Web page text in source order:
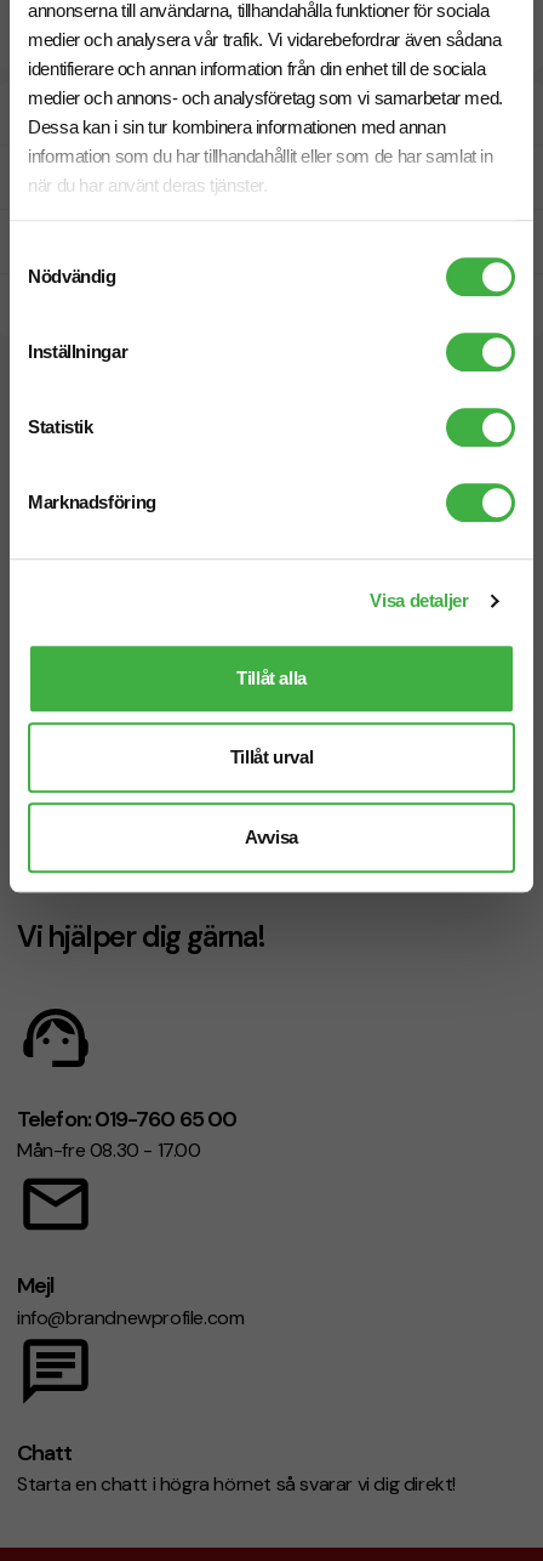
annonserna till användarna, tillhandahålla funktioner för sociala
medier och analysera vår trafik. Vi vidarebefordrar även sådana
identifierare och annan information från din enhet till de sociala
medier och annons- och analysföretag som vi samarbetar med.
Dessa kan i sin tur kombinera informationen med annan
information som du har tillhandahållit eller som de har samlat in
när du har använt deras tjänster.
Nödvändig
Inställningar
Statistik
Marknadsföring
Visa detaljer
Tillåt alla
Tillåt urval
Avvisa
Fri offert
Väst TeeJays Crossover
Vi hjälper dig gärna!
Telefon: 019-760 65 00
Mån-fre 08.30 - 17.00
Mejl
info@brandnewprofile.com
Chatt
Starta en chatt i högra hörnet så svarar vi dig direkt!